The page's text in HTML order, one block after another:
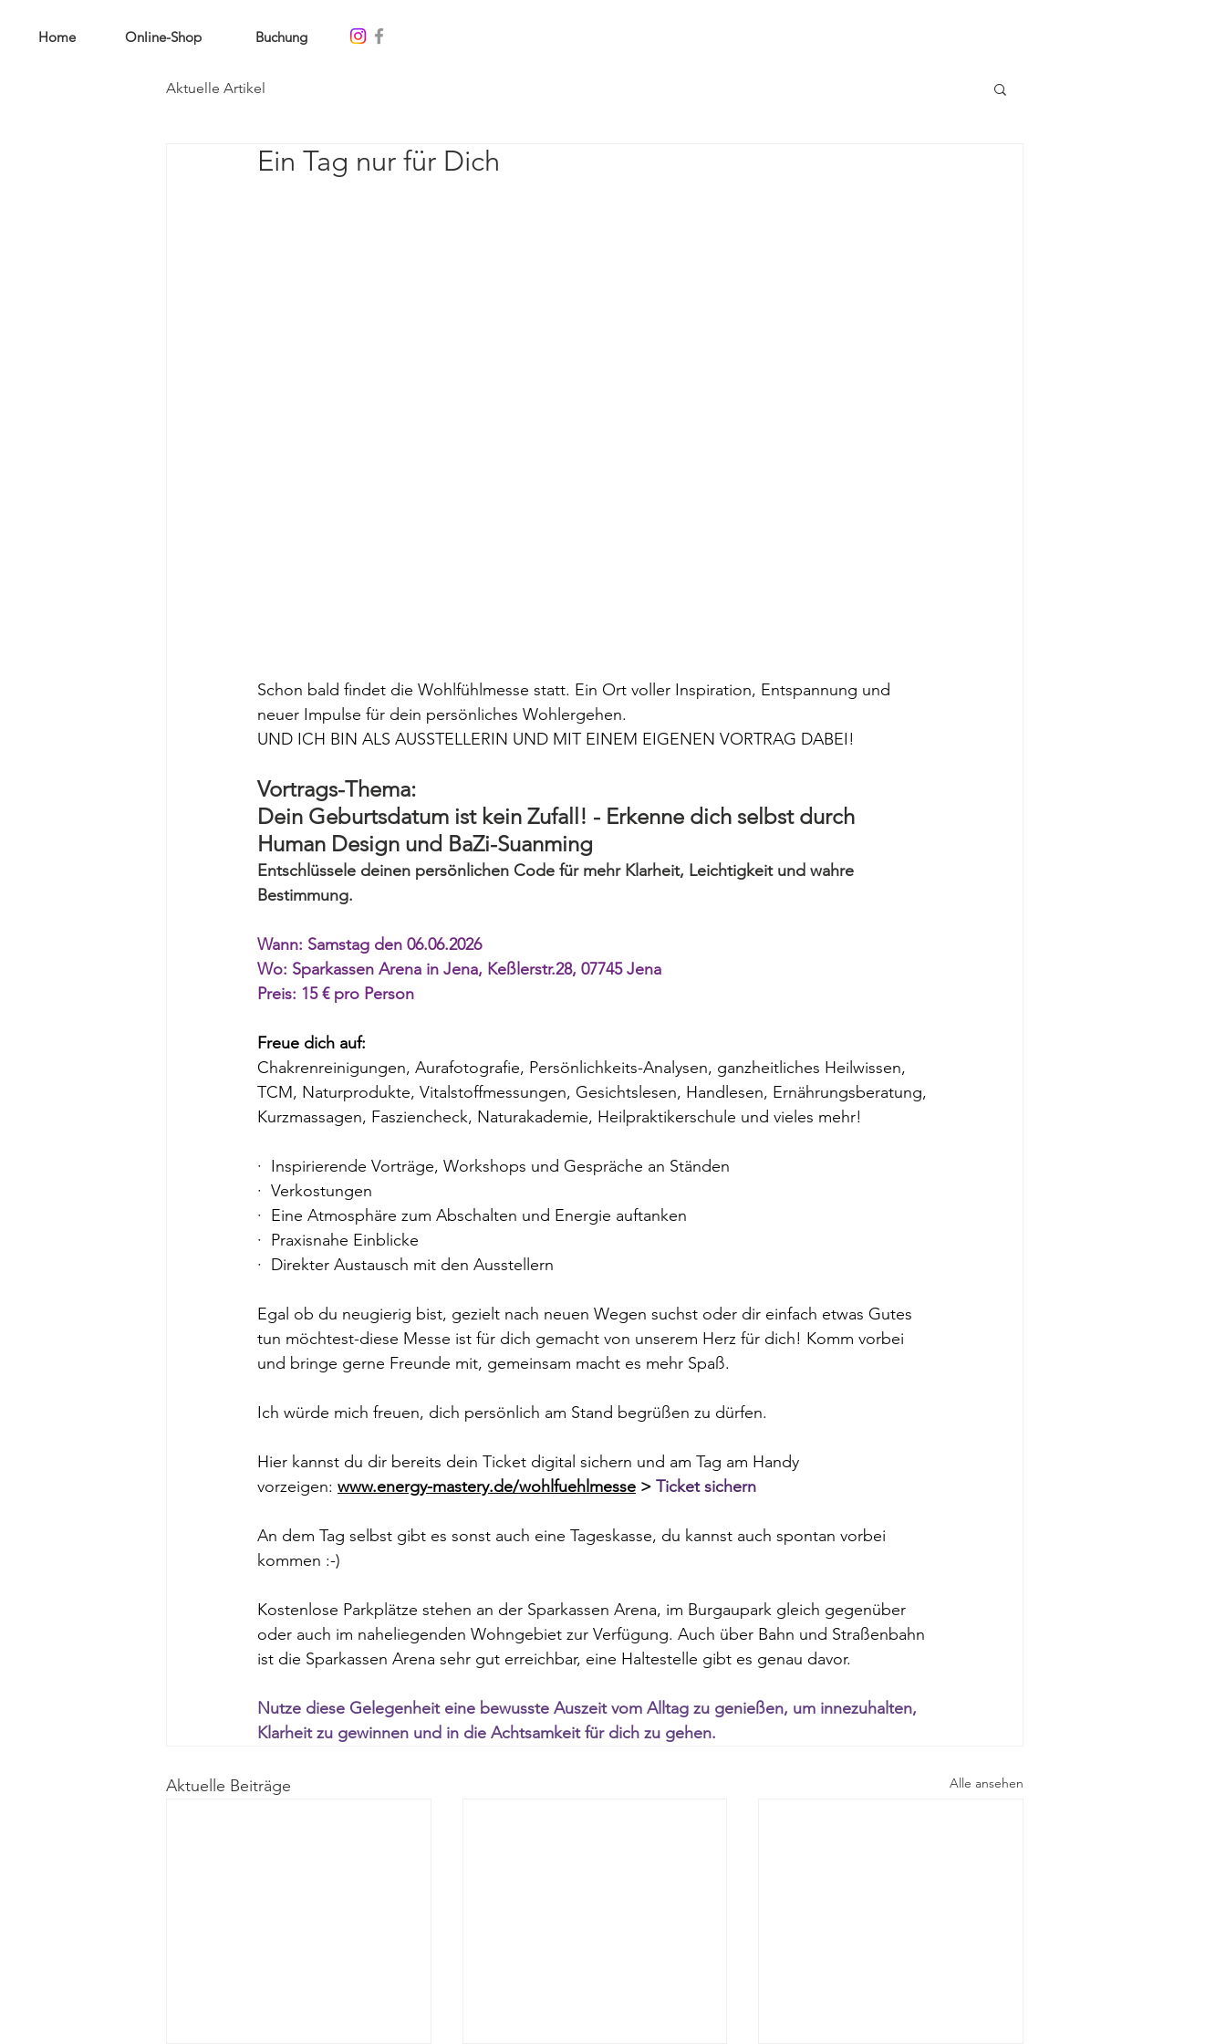
Home Online-Shop Buchung
Aktuelle Artikel
Ein Tag nur für Dich
Schon bald findet die Wohlfühlmesse statt. Ein Ort voller Inspiration, Entspannung und
neuer Impulse für dein persönliches Wohlergehen.
UND ICH BIN ALS AUSSTELLERIN UND MIT EINEM EIGENEN VORTRAG DABEI!
Vortrags-Thema:
Dein Geburtsdatum ist kein Zufall! - Erkenne dich selbst durch
Human Design und BaZi-Suanming
Entschlüssele deinen persönlichen Code für mehr Klarheit, Leichtigkeit und wahre
Bestimmung.
Wann: Samstag den 06.06.2026
Wo: Sparkassen Arena in Jena, Keßlerstr.28, 07745 Jena
Preis: 15 € pro Person
Freue dich auf:
Chakrenreinigungen, Aurafotografie, Persönlichkeits-Analysen, ganzheitliches Heilwissen,
TCM, Naturprodukte, Vitalstoffmessungen, Gesichtslesen, Handlesen, Ernährungsberatung,
Kurzmassagen, Fasziencheck, Naturakademie, Heilpraktikerschule und vieles mehr!
·  Inspirierende Vorträge, Workshops und Gespräche an Ständen
·  Verkostungen
·  Eine Atmosphäre zum Abschalten und Energie auftanken
·  Praxisnahe Einblicke
·  Direkter Austausch mit den Ausstellern
Egal ob du neugierig bist, gezielt nach neuen Wegen suchst oder dir einfach etwas Gutes
tun möchtest-diese Messe ist für dich gemacht von unserem Herz für dich! Komm vorbei
und bringe gerne Freunde mit, gemeinsam macht es mehr Spaß.
Ich würde mich freuen, dich persönlich am Stand begrüßen zu dürfen.
Hier kannst du dir bereits dein Ticket digital sichern und am Tag am Handy
vorzeigen: www.energy-mastery.de/wohlfuehlmesse > Ticket sichern
An dem Tag selbst gibt es sonst auch eine Tageskasse, du kannst auch spontan vorbei
kommen :-)
Kostenlose Parkplätze stehen an der Sparkassen Arena, im Burgaupark gleich gegenüber
oder auch im naheliegenden Wohngebiet zur Verfügung. Auch über Bahn und Straßenbahn
ist die Sparkassen Arena sehr gut erreichbar, eine Haltestelle gibt es genau davor.
Nutze diese Gelegenheit eine bewusste Auszeit vom Alltag zu genießen, um innezuhalten,
Klarheit zu gewinnen und in die Achtsamkeit für dich zu gehen.
Aktuelle Beiträge Alle ansehen